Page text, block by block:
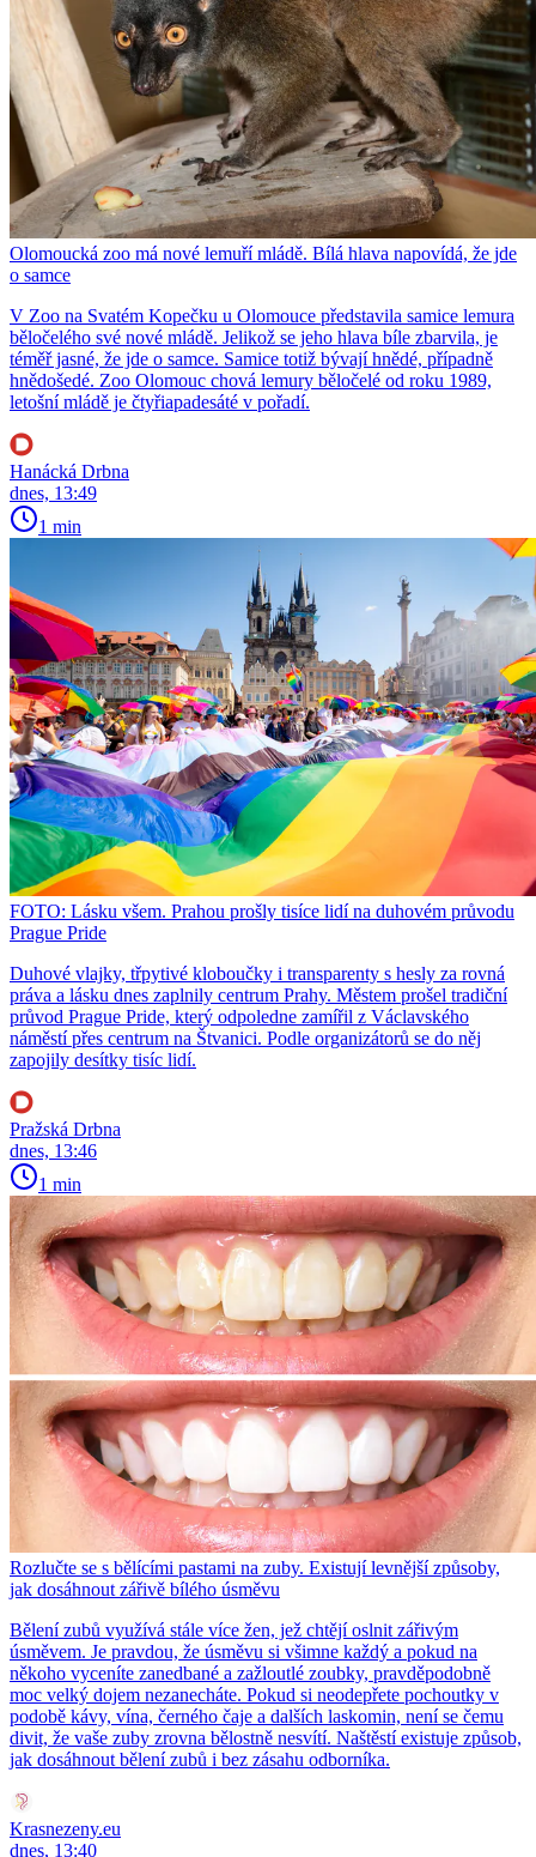
Olomoucká zoo má nové lemuří mládě. Bílá hlava napovídá, že jde
o samce
V Zoo na Svatém Kopečku u Olomouce představila samice lemura
běločelého své nové mládě. Jelikož se jeho hlava bíle zbarvila, je
téměř jasné, že jde o samce. Samice totiž bývají hnědé, případně
hnědošedé. Zoo Olomouc chová lemury běločelé od roku 1989,
letošní mládě je čtyřiapadesáté v pořadí.
Hanácká Drbna
dnes, 13:49
1 min
FOTO: Lásku všem. Prahou prošly tisíce lidí na duhovém průvodu
Prague Pride
Duhové vlajky, třpytivé kloboučky i transparenty s hesly za rovná
práva a lásku dnes zaplnily centrum Prahy. Městem prošel tradiční
průvod Prague Pride, který odpoledne zamířil z Václavského
náměstí přes centrum na Štvanici. Podle organizátorů se do něj
zapojily desítky tisíc lidí.
Pražská Drbna
dnes, 13:46
1 min
Rozlučte se s bělícími pastami na zuby. Existují levnější způsoby,
jak dosáhnout zářivě bílého úsměvu
Bělení zubů využívá stále více žen, jež chtějí oslnit zářivým
úsměvem. Je pravdou, že úsměvu si všimne každý a pokud na
někoho vyceníte zanedbané a zažloutlé zoubky, pravděpodobně
moc velký dojem nezanecháte. Pokud si neodepřete pochoutky v
podobě kávy, vína, černého čaje a dalších laskomin, není se čemu
divit, že vaše zuby zrovna bělostně nesvítí. Naštěstí existuje způsob,
jak dosáhnout bělení zubů i bez zásahu odborníka.
Krasnezeny.eu
dnes, 13:40